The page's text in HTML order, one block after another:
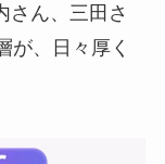
さん、三田さ
が、日々厚く